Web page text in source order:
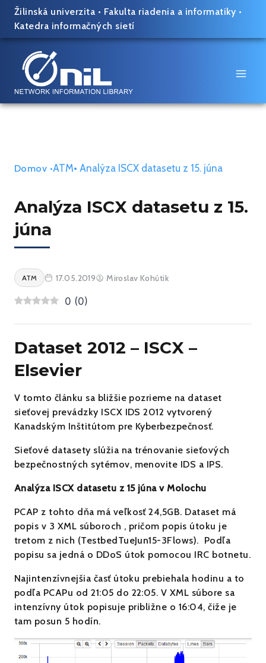
Skip
content
Žilinská univerzita • Fakulta riadenia a informatiky •
Katedra informačných sietí
Domov •ATM• Analýza ISCX datasetu z 15. júna
Analýza ISCX datasetu z 15.
júna
ATM 17.05.2019 Miroslav Kohútik
0 (0)
Dataset 2012 – ISCX –
Elsevier
V tomto článku sa bližšie pozrieme na dataset
sieťovej prevádzky ISCX IDS 2012 vytvorený
Kanadským Inštitútom pre Kyberbezpečnosť.
Sieťové datasety slúžia na trénovanie sieťových
bezpečnostných sytémov, menovite IDS a IPS.
Analýza ISCX datasetu z 15 júna v Molochu
PCAP z tohto dňa má veľkosť 24,5GB. Dataset má
popis v 3 XML súboroch , pričom popis útoku je
tretom z nich (TestbedTueJun15-3Flows). Podľa
popisu sa jedná o DDoS útok pomocou IRC botnetu.
Najintenzívnejšia časť útoku prebiehala hodinu a to
podľa PCAPu od 21:05 do 22:05. V XML súbore sa
intenzívny útok popisuje približne o 16:04, čiže je
tam posun 5 hodín.